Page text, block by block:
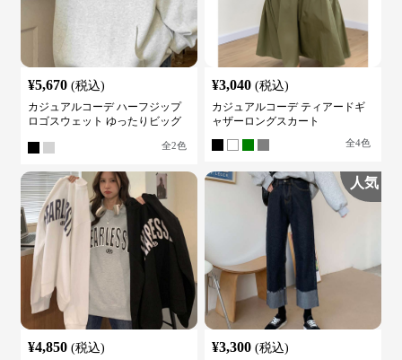
¥5,670 (税込)
カジュアルコーデ ハーフジップ
ロゴスウェット ゆったりビッグ
全2色
¥3,040 (税込)
カジュアルコーデ ティアードギ
ャザーロングスカート
全4色
¥4,850 (税込)
人気
¥3,300 (税込)